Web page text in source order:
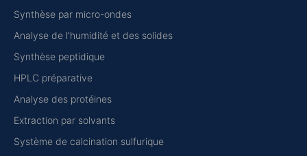
Synthèse par micro-ondes
Analyse de l'humidité et des solides
Synthèse peptidique
HPLC préparative
Analyse des protéines
Extraction par solvants
Système de calcination sulfurique